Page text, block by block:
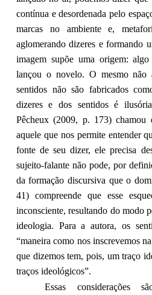
contínua e desordenada pelo
marcas no ambiente e,
aglomerando dizeres e formando
imagem supõe uma origem:
lançou o novelo. O mesmo não
sentidos não são fabricados
dizeres e dos sentidos é
Pêcheux (2009, p. 173) chamou
aquele que nos permite entender
fonte de seu dizer, ele precisa
sujeito-falante não pode, por
da formação discursiva que o
41) compreende que esse
inconsciente, resultando do modo
ideologia. Para a autora, os
“maneira como nos inscrevemos
que dizemos tem, pois, um traço
traços ideológicos”.
Essas considerações